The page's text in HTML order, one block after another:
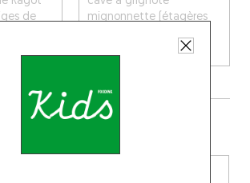
de
mignonnette (étagères
DE CAVES TOUT PRÈS